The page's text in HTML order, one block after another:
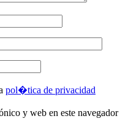
pol�tica de privacidad
y web en este navegador